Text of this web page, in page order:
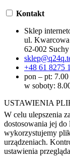
Kontakt
Sklep
ul.
62-002
+48 61 8275
pon – pt:
w soboty:
USTAWIENIA
W celu ulepszenia
dostosowania jej do
wykorzystujemy
urządzeniach.
ustawienia